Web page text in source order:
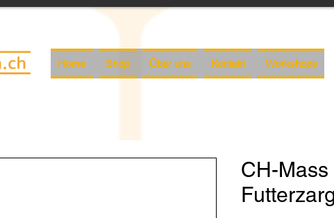
Home Shop Über uns Kontakt Workshops
CH-